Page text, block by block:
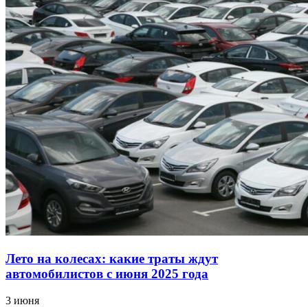
Лето на колесах: какие траты ждут
автомобилистов с июня 2025 года
3 июня